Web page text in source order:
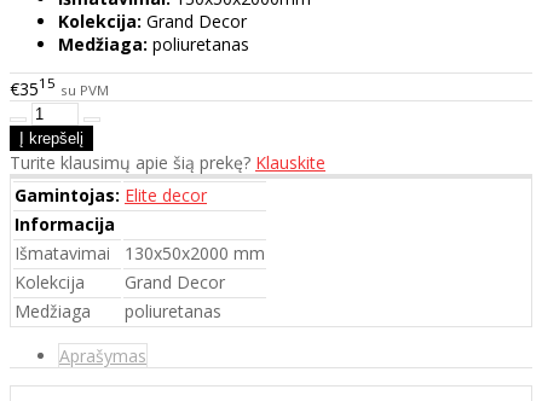
Kolekcija: Grand Decor
Medžiaga: poliuretanas
€3515 su PVM
Turite klausimų apie šią prekę? Klauskite
Gamintojas: Elite decor
Informacija
Išmatavimai
130x50x2000 mm
Kolekcija
Grand Decor
Medžiaga
poliuretanas
Aprašymas